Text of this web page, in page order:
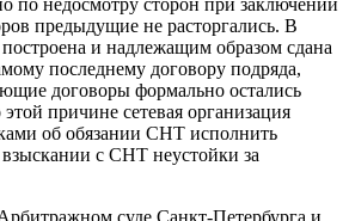
предыдущие не расторгались. В
и надлежащим образом сдана
последнему договору подряда,
договоры формально остались
причине сетевая организация
об обязании СНТ исполнить
с СНТ неустойки за
суде Санкт-Петербурга и